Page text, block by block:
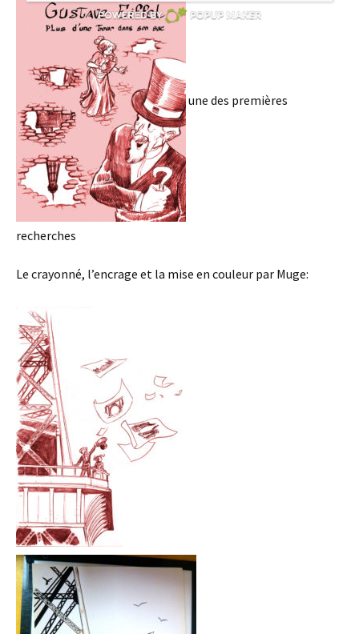
une des premières
recherches
Le crayonné, l’encrage et la mise en couleur par Muge: